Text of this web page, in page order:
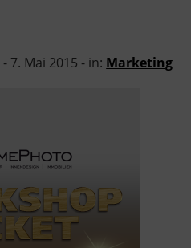
7. Mai 2015 - in: Marketing